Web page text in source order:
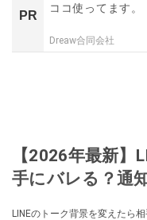
PR
ココ使ってます。
Dreaw合同会社
【2026年最新
手にバレる？通
LINEのトーク背景を変えたら